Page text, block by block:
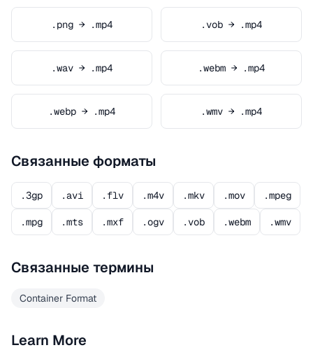
.png → .mp4 .vob → .mp4
.wav → .mp4 .webm → .mp4
.webp → .mp4 .wmv → .mp4
Связанные форматы
.3gp .avi .flv .m4v .mkv .mov .mpeg
.mpg .mts .mxf .ogv .vob .webm .wmv
Связанные термины
Container Format
Learn More